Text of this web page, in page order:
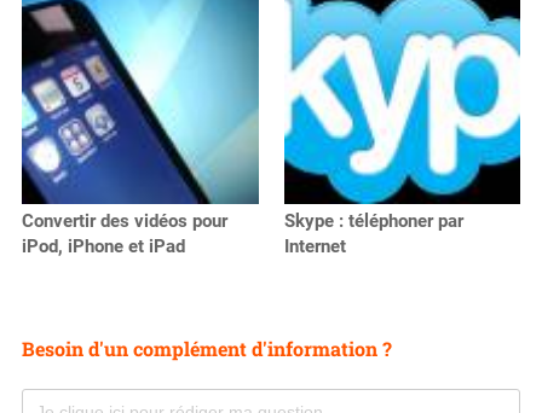
Convertir des vidéos pour
iPod, iPhone et iPad
Skype : téléphoner par
Internet
Besoin d'un complément d'information ?